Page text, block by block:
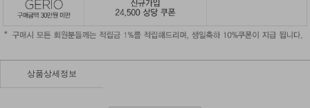
상품상세정보